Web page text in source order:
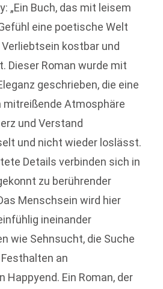
„Ein Buch, das mit leisem
eine poetische Welt
kostbar und
Dieser Roman wurde mit
geschrieben, die eine
Atmosphäre
und Verstand
und nicht wieder loslässt.
Details verbinden sich in
zu berührender
Menschsein wird hier
ineinander
wie Sehnsucht, die Suche
an
Happyend. Ein Roman, der